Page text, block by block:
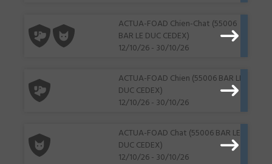
ACTUA-FOAD Chien-Chat (55006
BAR LE DUC CEDEX)
12/10/26 - 30/10/26
ACTUA-FOAD Chien (55006 BAR LE
DUC CEDEX)
12/10/26 - 30/10/26
ACTUA-FOAD Chat (55006 BAR LE
DUC CEDEX)
12/10/26 - 30/10/26